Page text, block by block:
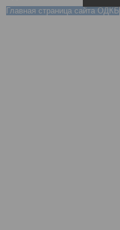
Главная страница сайта ОДКБ